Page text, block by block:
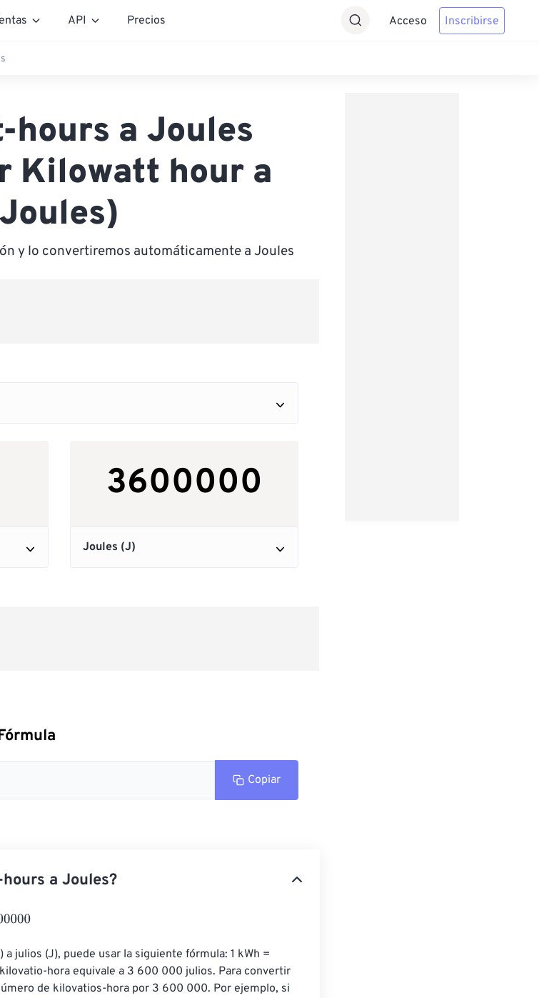
API Precios Acceso Inscribirse
a Joules
Kilowatt hour a
Joules)
y lo convertiremos automáticamente a Joules
Copiar
a Joules?
julios (J), puede usar la siguiente fórmula: 1 kWh =
hora equivale a 3 600 000 julios. Para convertir
de kilovatios-hora por 3 600 000. Por ejemplo, si